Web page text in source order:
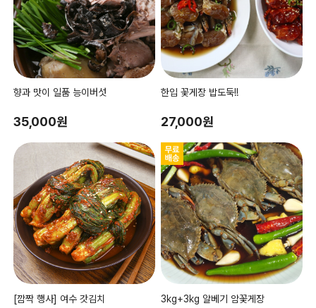
향과 맛이 일품 능이버섯
35,000원
한입 꽃게장 밥도둑!!
27,000원
[깜짝 행사] 여수 갓김치 3kg+3kg 알베기 암꽃게장